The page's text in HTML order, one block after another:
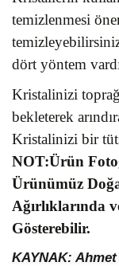
temizlenmesi
dört yöntem
Kristalinizi
bekleterek
Kristalinizi bir
NOT:Ürün
Ürünümüz
Ağırlıklarında
Gösterebilir.
KAYNAK: